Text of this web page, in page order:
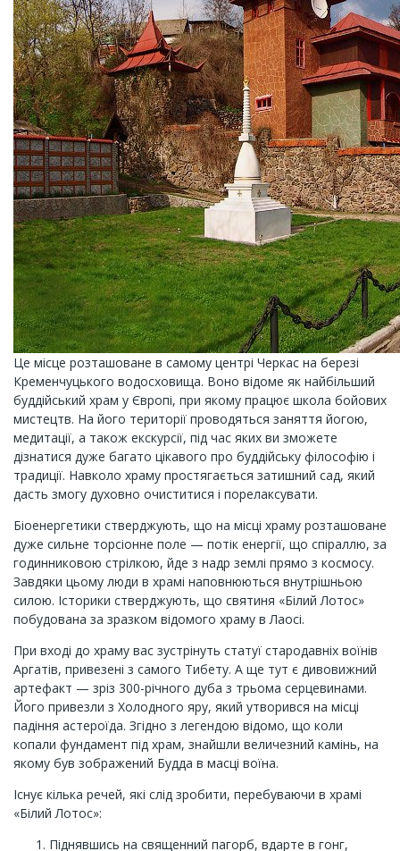
Це місце розташоване в самому центрі Черкас на березі
Кременчуцького водосховища. Воно відоме як найбільший
буддійський храм у Європі, при якому працює школа бойових
мистецтв. На його території проводяться заняття йогою,
медитації, а також екскурсії, під час яких ви зможете
дізнатися дуже багато цікавого про буддійську філософію і
традиції. Навколо храму простягається затишний сад, який
дасть змогу духовно очиститися і порелаксувати.
Біоенергетики стверджують, що на місці храму розташоване
дуже сильне торсіонне поле — потік енергії, що спіраллю, за
годинниковою стрілкою, йде з надр землі прямо з космосу.
Завдяки цьому люди в храмі наповнюються внутрішньою
силою. Історики стверджують, що святиня «Білий Лотос»
побудована за зразком відомого храму в Лаосі.
При вході до храму вас зустрінуть статуї стародавніх воїнів
Аргатів, привезені з самого Тибету. А ще тут є дивовижний
артефакт — зріз 300-річного дуба з трьома серцевинами.
Його привезли з Холодного яру, який утворився на місці
падіння астероїда. Згідно з легендою відомо, що коли
копали фундамент під храм, знайшли величезний камінь, на
якому був зображений Будда в масці воїна.
Існує кілька речей, які слід зробити, перебуваючи в храмі
«Білий Лотос»:
Піднявшись на священний пагорб, вдарте в гонг,